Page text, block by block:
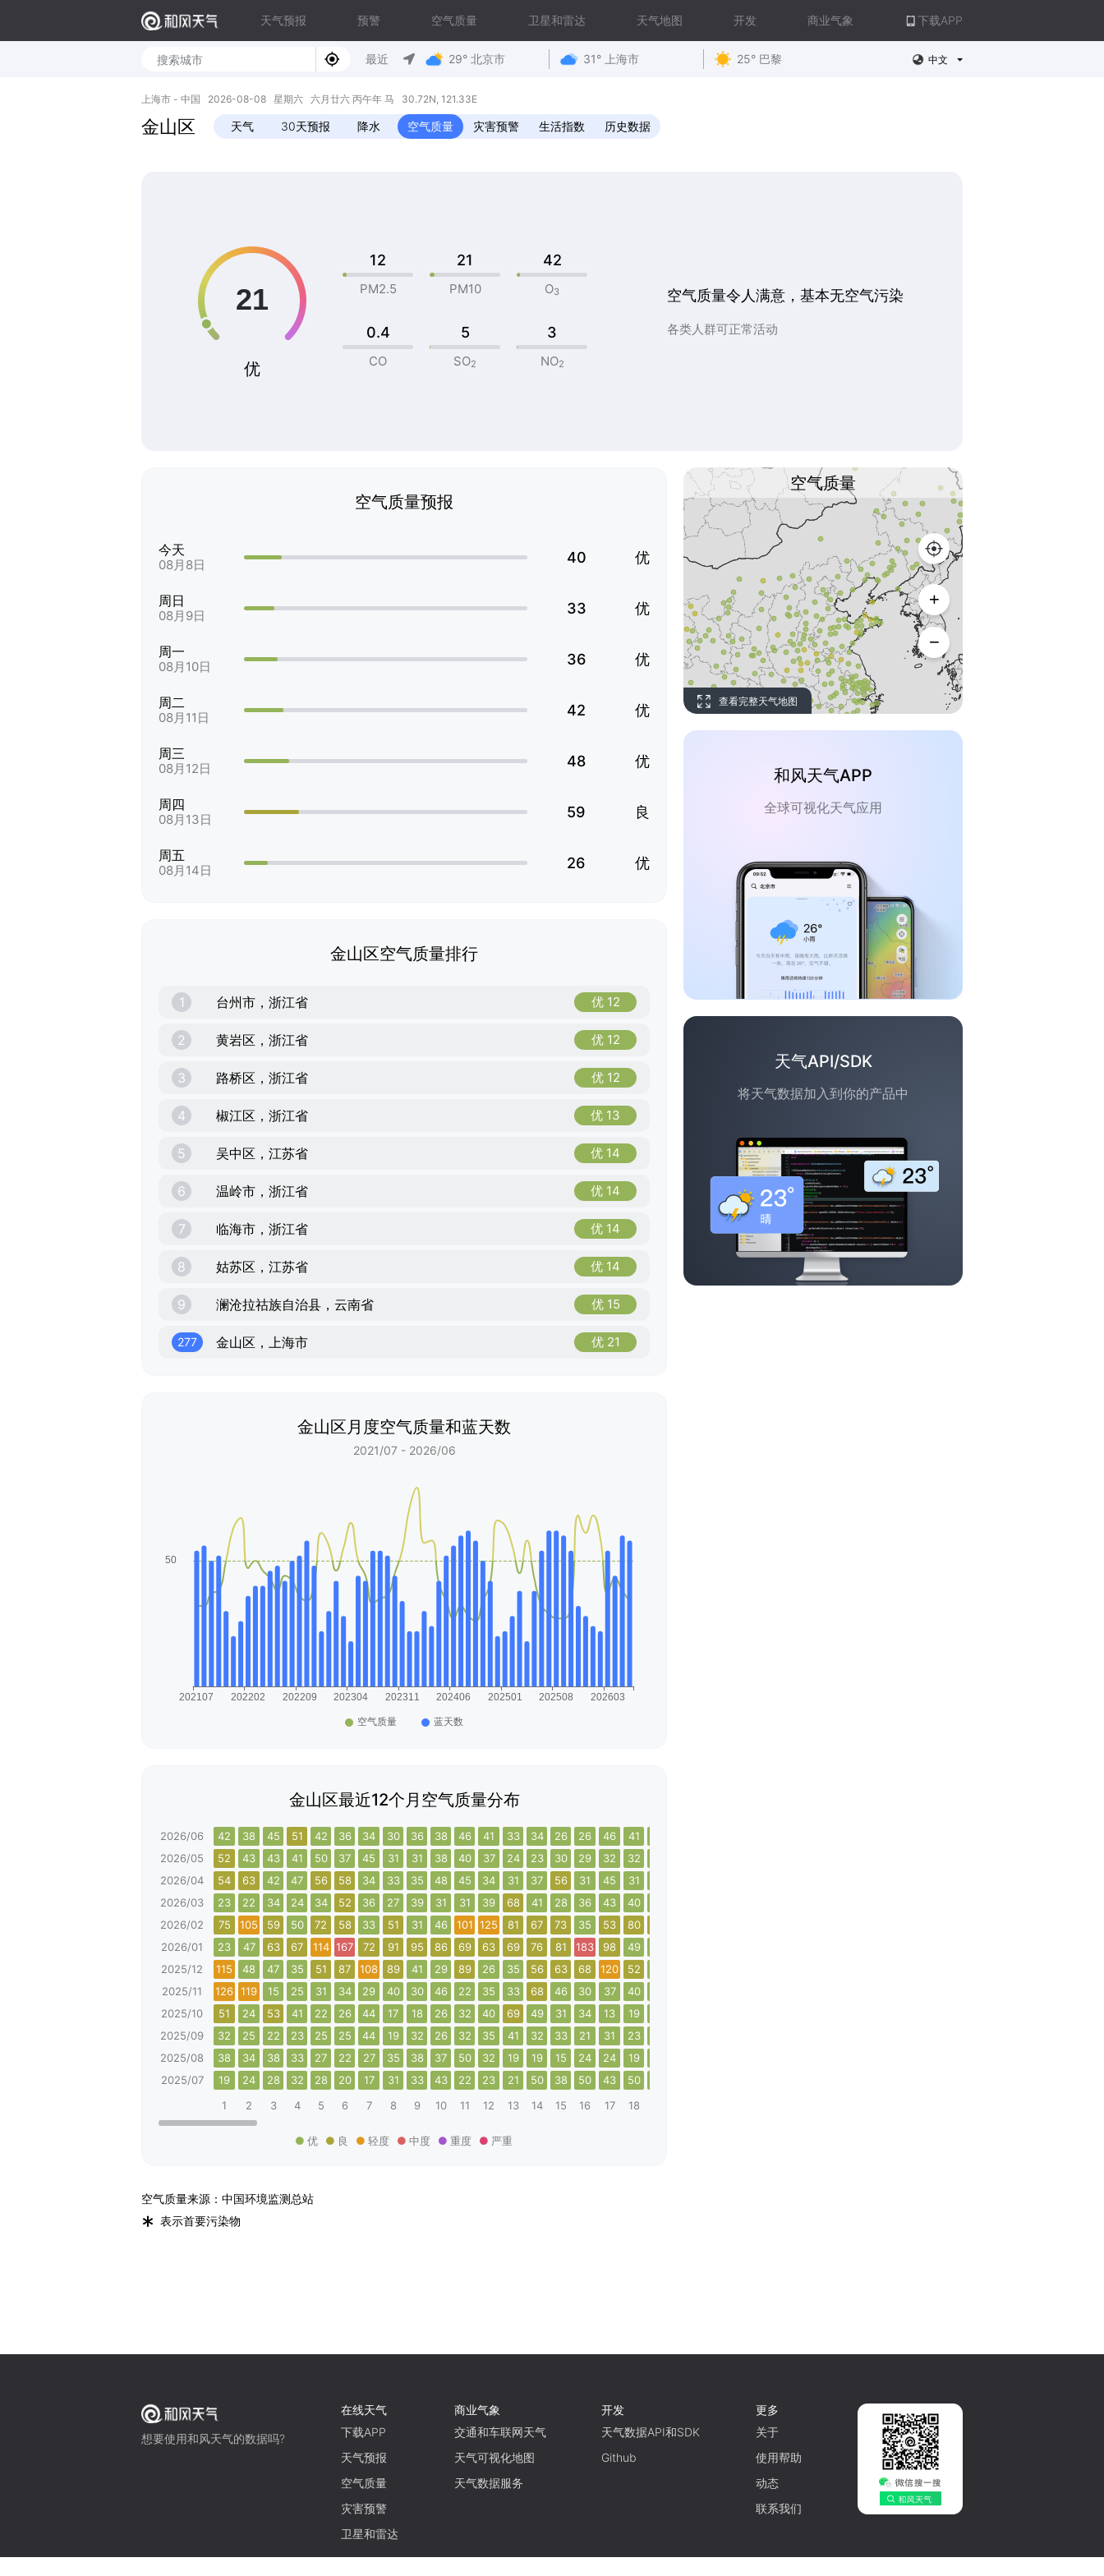
天气预报 预警 空气质量 卫星和雷达 天气地图 开发 商业气象 下载APP
最近 29° 北京市 31° 上海市 25° 巴黎 中文
上海市 - 中国 2026-08-08 星期六 六月廿六 丙午年 马 30.72N, 121.33E
金山区 天气 30天预报 降水 空气质量 灾害预警 生活指数 历史数据
优
12
PM2.5
21
PM10
42
O3
0.4
CO
5
SO2
3
NO2
空气质量令人满意，基本无空气污染
各类人群可正常活动
空气质量预报
今天
08月8日 40 优
周日
08月9日 33 优
周一
08月10日 36 优
周二
08月11日 42 优
周三
08月12日 48 优
周四
08月13日 59 良
周五
08月14日 26 优
金山区空气质量排行
1 台州市，浙江省 优 12
2 黄岩区，浙江省 优 12
3 路桥区，浙江省 优 12
4 椒江区，浙江省 优 13
5 吴中区，江苏省 优 14
6 温岭市，浙江省 优 14
7 临海市，浙江省 优 14
8 姑苏区，江苏省 优 14
9 澜沧拉祜族自治县，云南省 优 15
277 金山区，上海市 优 21
金山区月度空气质量和蓝天数
2021/07 - 2026/06
金山区最近12个月空气质量分布
2026/06 42 38 45 51 42 36 34 30 36 38 46 41 33 34 26 26 46 41
2026/05
52 43 43 41 50 37 45 31 31 38 40 37 24 23 30 29 32 32
2026/04
54 63 42 47 56 58 34 33 35 48 45 34 31 37 56 31 45 31
2026/03
23 22 34 24 34 52 36 27 39 31 31 39 68 41 28 36 43 40
2026/02
75 105 59 50 72 58 33 51 31 46 101 125 81 67 73 35 53 80
2026/01
23 47 63 67 114 167 72 91 95 86 69 63 69 76 81 183 98 49
2025/12
115 48 47 35 51 87 108 89 41 29 89 26 35 56 63 68 120 52
2025/11
126 119 15 25 31 34 29 40 30 46 22 35 33 68 46 30 37 40
2025/10
51 24 53 41 22 26 44 17 18 26 32 40 69 49 31 34 13 19
2025/09
32 25 22 23 25 25 44 19 32 26 32 35 41 32 33 21 31 23
2025/08
38 34 38 33 27 22 27 35 38 37 50 32 19 19 15 24 24 19
2025/07
19 24 28 32 28 20 17 31 33 43 22 23 21 50 38 50 43 50
1
2 3 4 5 6 7 8 9 10 11 12 13 14 15 16 17 18
优 良 轻度 中度 重度 严重
空气质量
查看完整天气地图
和风天气APP
全球可视化天气应用
天气API/SDK
将天气数据加入到你的产品中
空气质量来源：中国环境监测总站
* 表示首要污染物
想要使用和风天气的数据吗?
在线天气
下载APP
天气预报
空气质量
灾害预警
卫星和雷达
商业气象
交通和车联网天气
天气可视化地图
天气数据服务
开发
天气数据API和SDK
Github
更多
关于
使用帮助
动态
联系我们